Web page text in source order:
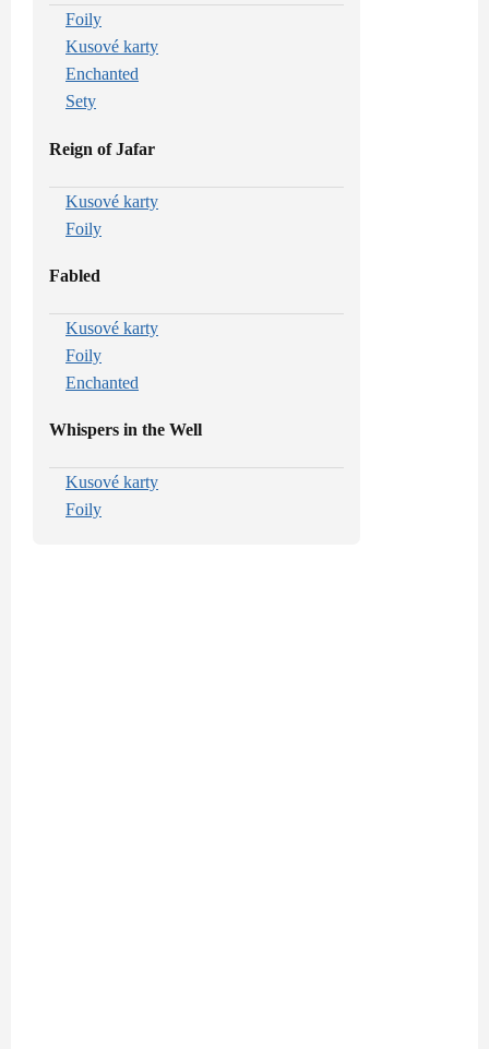
Foily
Kusové karty
Enchanted
Sety
Reign of Jafar
Kusové karty
Foily
Fabled
Kusové karty
Foily
Enchanted
Whispers in the Well
Kusové karty
Foily